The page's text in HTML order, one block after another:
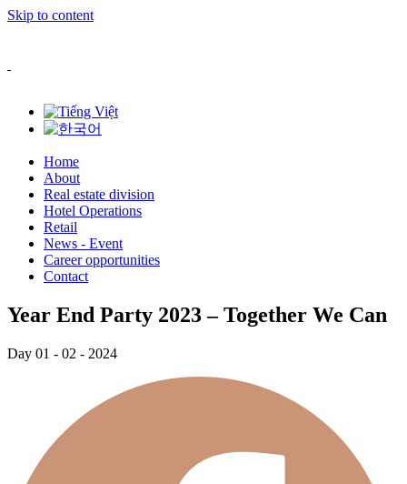
Skip to content
Home
About
Real estate division
Hotel Operations
Retail
News - Event
Career opportunities
Contact
Year End Party 2023 – Together We Can
Day 01 - 02 - 2024